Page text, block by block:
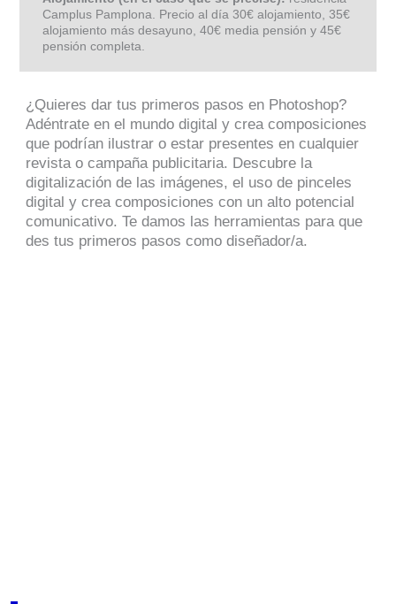
Camplus Pamplona. Precio al día 30€ alojamiento, 35€
alojamiento más desayuno, 40€ media pensión y 45€
pensión completa.
¿Quieres dar tus primeros pasos en Photoshop?
Adéntrate en el mundo digital y crea composiciones
que podrían ilustrar o estar presentes en cualquier
revista o campaña publicitaria. Descubre la
digitalización de las imágenes, el uso de pinceles
digital y crea composiciones con un alto potencial
comunicativo. Te damos las herramientas para que
des tus primeros pasos como diseñador/a.